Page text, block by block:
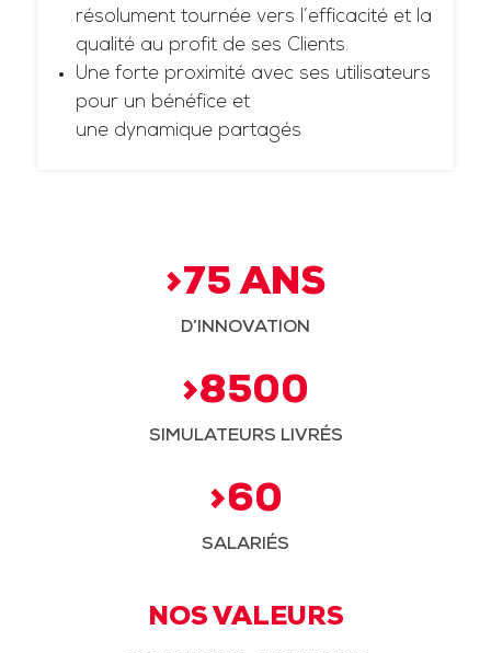
résolument tournée vers l’efficacité et la
qualité au profit de ses Clients.
Une forte proximité avec ses utilisateurs
pour un bénéfice et
une dynamique partagés
>75 ANS
D’INNOVATION
>8500
SIMULATEURS LIVRÉS
>60
SALARIÉS
NOS VALEURS